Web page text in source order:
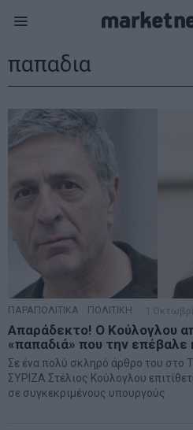
παπαδια
ΠΑΡΑΠΟΛΙΤΙΚΑ ΠΟΛΙΤΙΚΗ 1
Απαράδεκτο! Ο Κούλογλου
«παπαδιά» που την επέβαλε
Σε ένα πολύ σκληρό άρθρο του στο
ΣΥΡΙΖΑ Στέλιος Κούλογλου
σε συγκεκριμένους υπουργούς